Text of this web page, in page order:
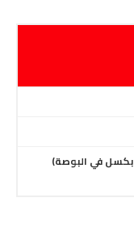
368 × 194 بكسل، (~ 282 بكسل في البوصة)